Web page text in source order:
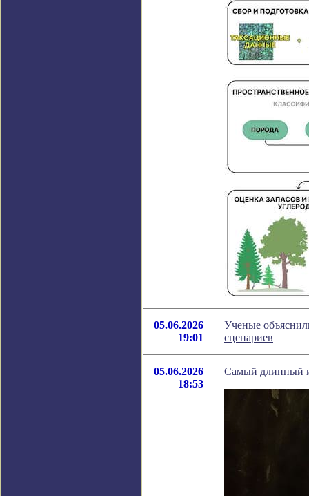
05.06.2026
19:01
Ученые
сценариев
05.06.2026
18:53
Самый длинный и